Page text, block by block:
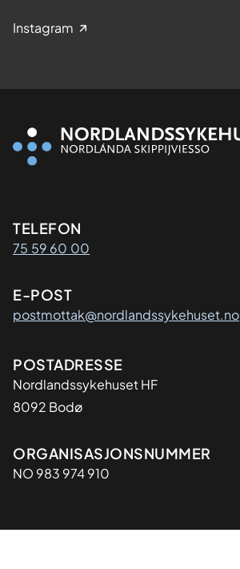
Instagram
Kontaktinformasjon
TELEFON
75 59 60 00
E-POST
postmottak@nordlandssykehuset.no
Adresse
POSTADRESSE
Nordlandssykehuset HF
8092 Bodø
Organisasjon
ORGANISASJONSNUMMER
NO 983 974 910